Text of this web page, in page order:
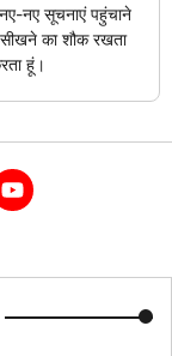
नए सूचनाएं पहुंचाने
का शौक रखता
हूं।